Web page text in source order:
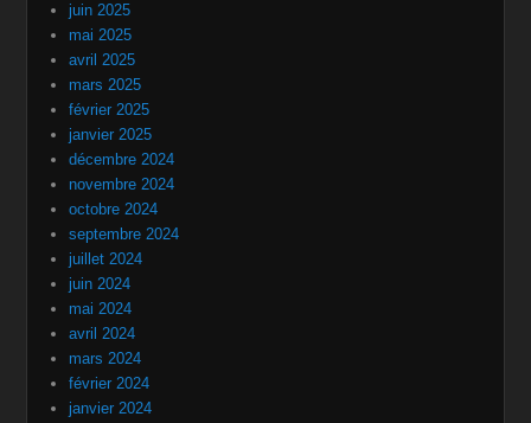
juin 2025
mai 2025
avril 2025
mars 2025
février 2025
janvier 2025
décembre 2024
novembre 2024
octobre 2024
septembre 2024
juillet 2024
juin 2024
mai 2024
avril 2024
mars 2024
février 2024
janvier 2024